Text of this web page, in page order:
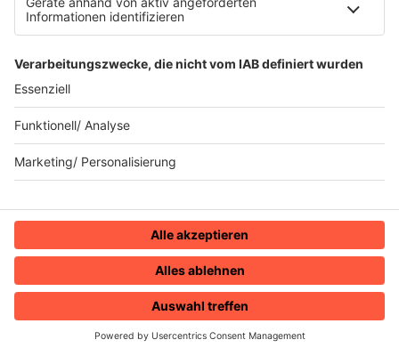
HOME RADIOS MENÜ
21.07.2026
Heaven 17 kommen nach
Heaven 17 spielen im November 2026 neun
Deutschland-Shows. Die Tour heißt
„Electronically Yours“ und genau das verrät
ziemlich gut, was Fans erwarten dürfen.